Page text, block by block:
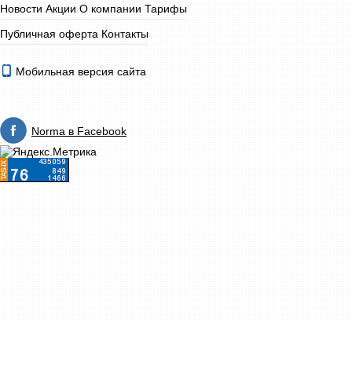
Новости Акции О компании Тарифы
Публичная оферта Контакты
Мобильная версия сайта
Norma в Facebook